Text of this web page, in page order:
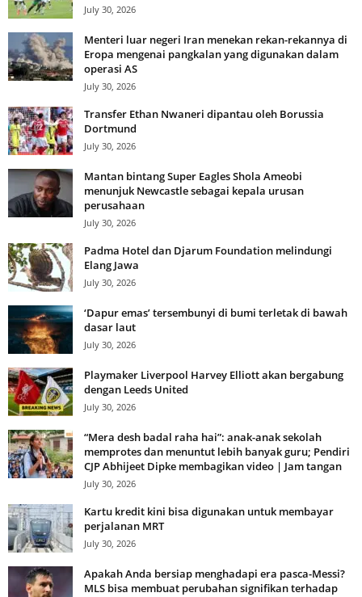
July 30, 2026
Menteri luar negeri Iran menekan rekan-rekannya di
Eropa mengenai pangkalan yang digunakan dalam
operasi AS
July 30, 2026
Transfer Ethan Nwaneri dipantau oleh Borussia
Dortmund
July 30, 2026
Mantan bintang Super Eagles Shola Ameobi
menunjuk Newcastle sebagai kepala urusan
perusahaan
July 30, 2026
Padma Hotel dan Djarum Foundation melindungi
Elang Jawa
July 30, 2026
‘Dapur emas’ tersembunyi di bumi terletak di bawah
dasar laut
July 30, 2026
Playmaker Liverpool Harvey Elliott akan bergabung
dengan Leeds United
July 30, 2026
“Mera desh badal raha hai”: anak-anak sekolah
memprotes dan menuntut lebih banyak guru; Pendiri
CJP Abhijeet Dipke membagikan video | Jam tangan
July 30, 2026
Kartu kredit kini bisa digunakan untuk membayar
perjalanan MRT
July 30, 2026
Apakah Anda bersiap menghadapi era pasca-Messi?
MLS bisa membuat perubahan signifikan terhadap